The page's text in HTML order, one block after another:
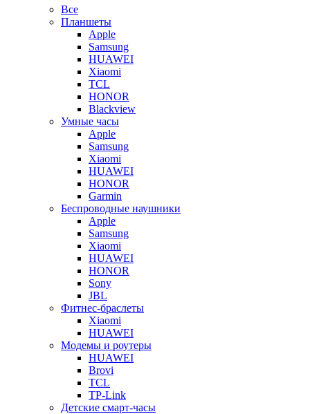
Все
Планшеты
Apple
Samsung
HUAWEI
Xiaomi
TCL
HONOR
Blackview
Умные часы
Apple
Samsung
Xiaomi
HUAWEI
HONOR
Garmin
Беспроводные наушники
Apple
Samsung
Xiaomi
HUAWEI
HONOR
Sony
JBL
Фитнес-браслеты
Xiaomi
HUAWEI
Модемы и роутеры
HUAWEI
Brovi
TCL
TP-Link
Детские смарт-часы